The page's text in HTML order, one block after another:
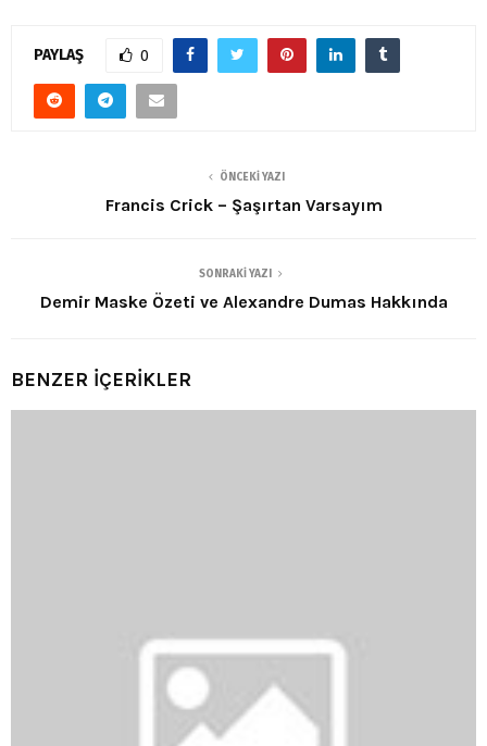
PAYLAŞ 0
ÖNCEKI YAZI
Francis Crick – Şaşırtan Varsayım
SONRAKI YAZI
Demir Maske Özeti ve Alexandre Dumas Hakkında
BENZER İÇERİKLER